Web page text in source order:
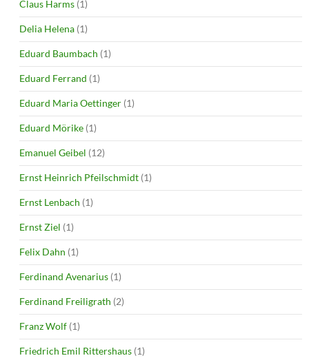
Claus Harms (1)
Delia Helena (1)
Eduard Baumbach (1)
Eduard Ferrand (1)
Eduard Maria Oettinger (1)
Eduard Mörike (1)
Emanuel Geibel (12)
Ernst Heinrich Pfeilschmidt (1)
Ernst Lenbach (1)
Ernst Ziel (1)
Felix Dahn (1)
Ferdinand Avenarius (1)
Ferdinand Freiligrath (2)
Franz Wolf (1)
Friedrich Emil Rittershaus (1)